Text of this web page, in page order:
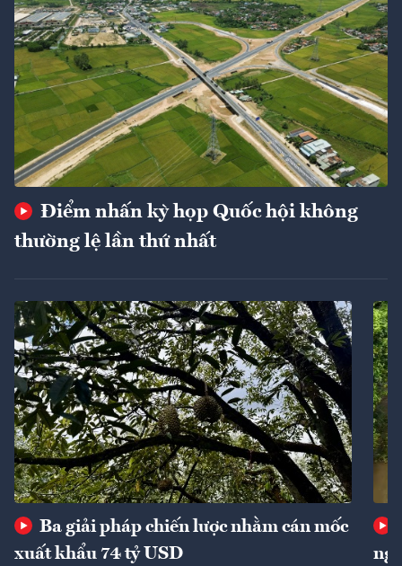
Điểm nhấn kỳ họp Quốc hội không
thường lệ lần thứ nhất
Ba giải pháp chiến lược nhằm cán mốc
xuất khẩu 74 tỷ USD